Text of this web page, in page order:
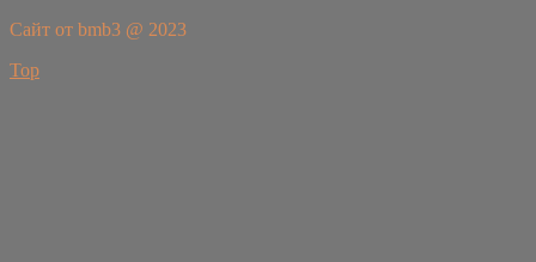
Сайт от bmb3 @ 2023
Top